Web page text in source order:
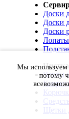
Доски
Доски
Доски
Чехлы
Щетки
Мы используем
потому